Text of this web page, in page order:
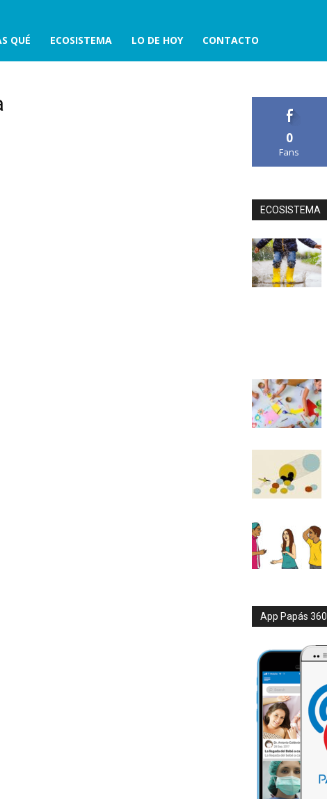
QUÉ ECOSISTEMA LO DE HOY CONTACTO
0
Fans
ECOSISTEMA
App Papás 360